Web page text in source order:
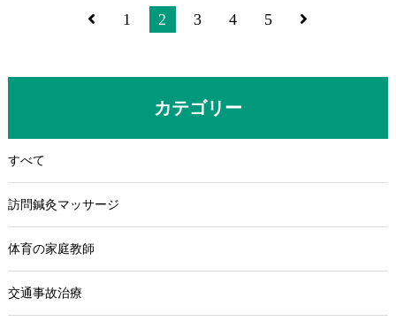
1 2 3 4 5
カテゴリー
すべて
訪問鍼灸マッサージ
体育の家庭教師
交通事故治療